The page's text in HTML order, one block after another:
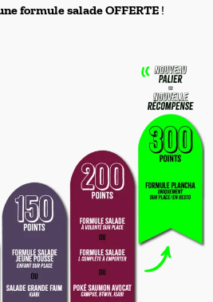
formule salade OFFERTE !